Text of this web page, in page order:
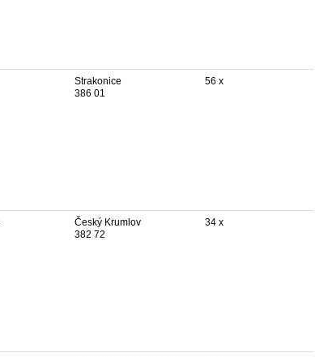
Strakonice
386 01
56 x
Český Krumlov
382 72
34 x